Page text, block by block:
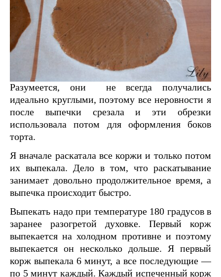
Разумеется, они не всегда получались
идеально круглыми, поэтому все неровности я
после выпечки срезала и эти обрезки
использовала потом для оформления боков
торта.
Я вначале раскатала все коржи и только потом
их выпекала. Дело в том, что раскатывание
занимает довольно продолжительное время, а
выпечка происходит быстро.
Выпекать надо при температуре 180 градусов в
заранее разогретой духовке. Первый корж
выпекается на холодном противне и поэтому
выпекается он несколько дольше. Я первый
корж выпекала 6 минут, а все последующие —
по 5 минут каждый. Каждый испеченный корж